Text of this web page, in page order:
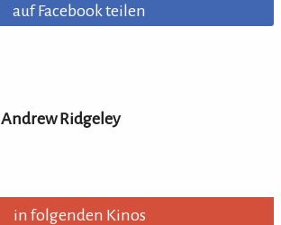
auf Facebook teilen
Andrew Ridgeley
in folgenden Kinos